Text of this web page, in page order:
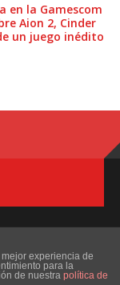
en la Gamescom
Aion 2, Cinder
un juego inédito
reservados
experiencia de
para la
de nuestra política de